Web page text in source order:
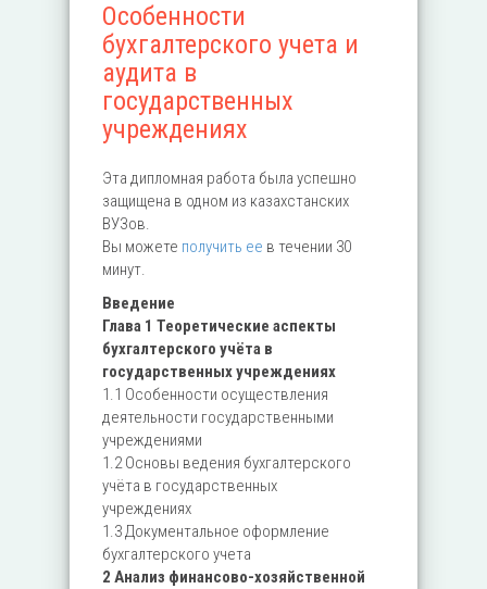
Особенности
бухгалтерского учета и
аудита в
государственных
учреждениях
Эта дипломная работа была успешно
защищена в одном из казахстанских
ВУЗов.
Вы можете получить ее в течении 30
минут.
Введение
Глава 1 Теоретические аспекты
бухгалтерского учёта в
государственных учреждениях
1.1 Особенности осуществления
деятельности государственными
учреждениями
1.2 Основы ведения бухгалтерского
учёта в государственных
учреждениях
1.3 Документальное оформление
бухгалтерского учета
2 Анализ финансово-хозяйственной